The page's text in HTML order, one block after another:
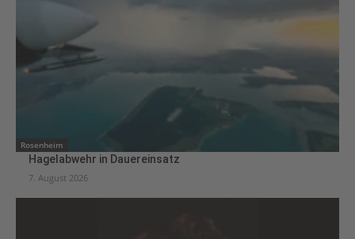
Rosenheim
Hagelabwehr in Dauereinsatz
7. August 2026